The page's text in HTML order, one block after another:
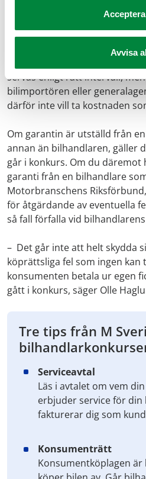
Avvisa
Särskilt problematiskt blir det
servas enligt rätt intervall,
bilimportören eller
därför inte vill ta kostnaden
Om garantin är utställd från
annan än bilhandlaren, gäller
går i konkurs. Om du däremot
garanti från en bilhandlare
Motorbranschens
för åtgärdande av eventuella
så fall förfalla vid
– Det går inte att helt skydda
köprättsliga fel som ingen
konsumenten betala ur egen
gått i konkurs, säger Olle
Tre tips från M
Serviceavtal
Läs i avtalet om vem
erbjuder service för din
fakturerar dig som
Konsumenträtt
Konsumentköplagen